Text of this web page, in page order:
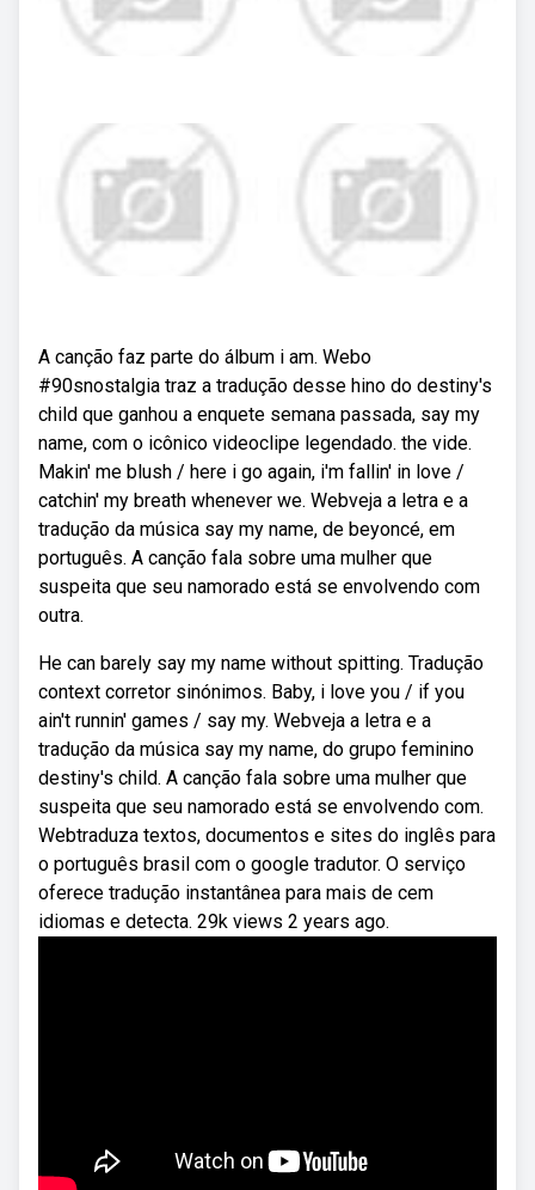
A canção faz parte do álbum i am. Webo
#90snostalgia traz a tradução desse hino do destiny's
child que ganhou a enquete semana passada, say my
name, com o icônico videoclipe legendado. the vide.
Makin' me blush / here i go again, i'm fallin' in love /
catchin' my breath whenever we. Webveja a letra e a
tradução da música say my name, de beyoncé, em
português. A canção fala sobre uma mulher que
suspeita que seu namorado está se envolvendo com
outra.
He can barely say my name without spitting. Tradução
context corretor sinónimos. Baby, i love you / if you
ain't runnin' games / say my. Webveja a letra e a
tradução da música say my name, do grupo feminino
destiny's child. A canção fala sobre uma mulher que
suspeita que seu namorado está se envolvendo com.
Webtraduza textos, documentos e sites do inglês para
o português brasil com o google tradutor. O serviço
oferece tradução instantânea para mais de cem
idiomas e detecta. 29k views 2 years ago.